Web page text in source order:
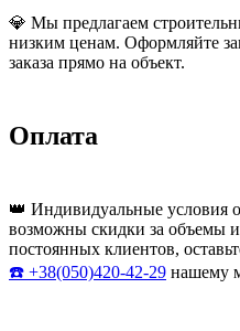
💎 Мы предлагаем
низким ценам. Оформляйте
заказа прямо на объект.
Оплата
👑 Индивидуальные условия
возможны скидки за объемы
постоянных клиентов,
☎️ +38(050)420-42-29 нашему